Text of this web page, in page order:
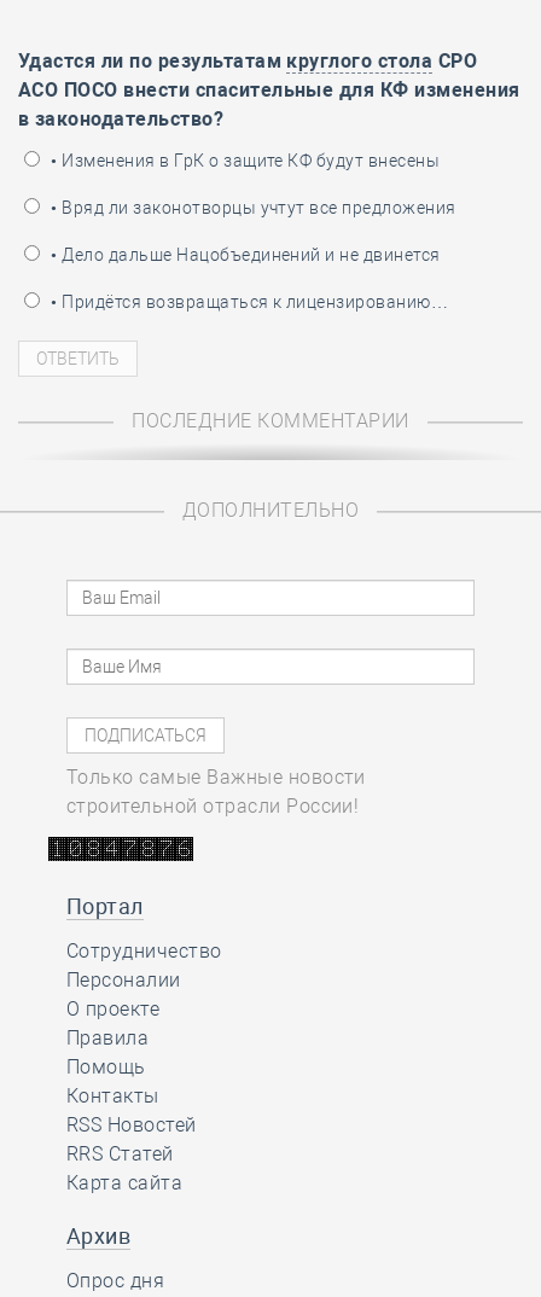
Удастся ли по результатам круглого стола СРО
АСО ПОСО внести спасительные для КФ изменения
в законодательство?
• Изменения в ГрК о защите КФ будут внесены
• Вряд ли законотворцы учтут все предложения
• Дело дальше Нацобъединений и не двинется
• Придётся возвращаться к лицензированию…
ПОСЛЕДНИЕ КОММЕНТАРИИ
ДОПОЛНИТЕЛЬНО
Только самые Важные новости
строительной отрасли России!
Портал
Сотрудничество
Персоналии
О проекте
Правила
Помощь
Контакты
RSS Новостей
RRS Статей
Карта сайта
Архив
Опрос дня